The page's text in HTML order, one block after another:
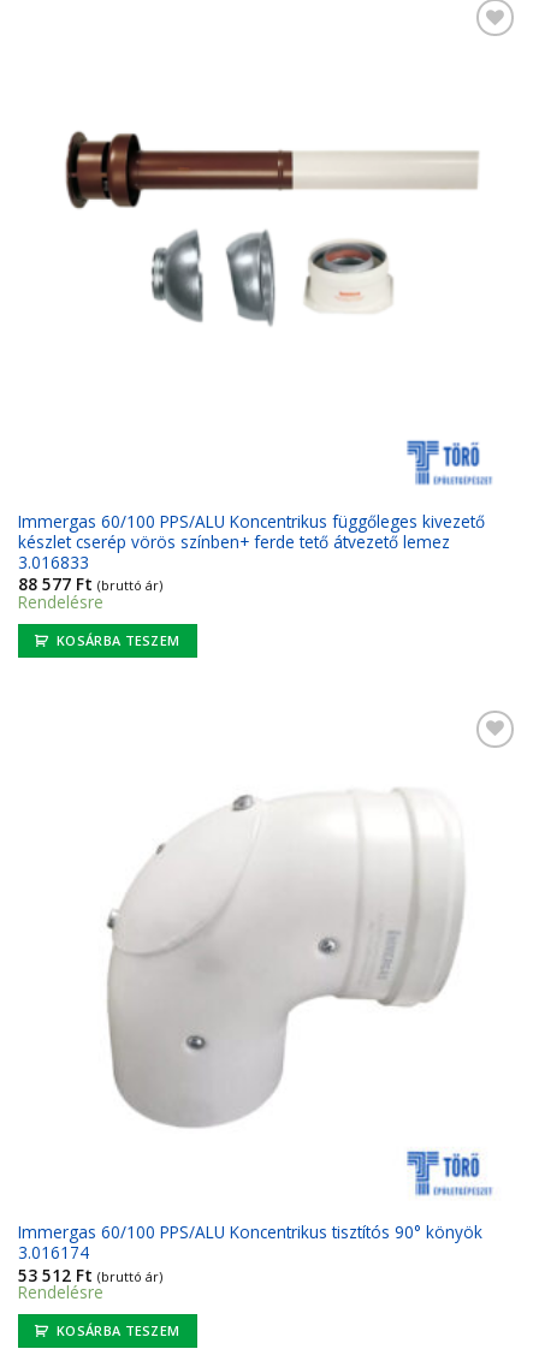
Immergas 60/100 PPS/ALU Koncentrikus függőleges kivezető
készlet cserép vörös színben+ ferde tető átvezető lemez
3.016833
88 577 Ft (bruttó ár)
Rendelésre
KOSÁRBA TESZEM
Immergas 60/100 PPS/ALU Koncentrikus tisztítós 90° könyök
3.016174
53 512 Ft (bruttó ár)
Rendelésre
KOSÁRBA TESZEM